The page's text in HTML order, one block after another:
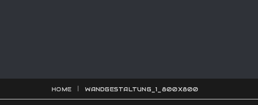
HOME WANDGESTALTUNG_1_800X800